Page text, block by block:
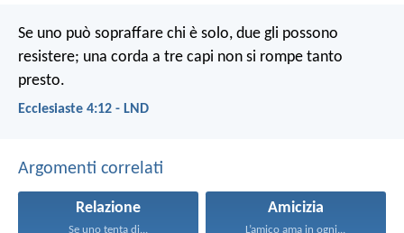
Se uno può sopraffare chi è solo, due gli possono
resistere; una corda a tre capi non si rompe tanto
presto.
Ecclesiaste 4:12 - LND
Argomenti correlati
Relazione
Se uno tenta di...
Amicizia
L’amico ama in ogni...